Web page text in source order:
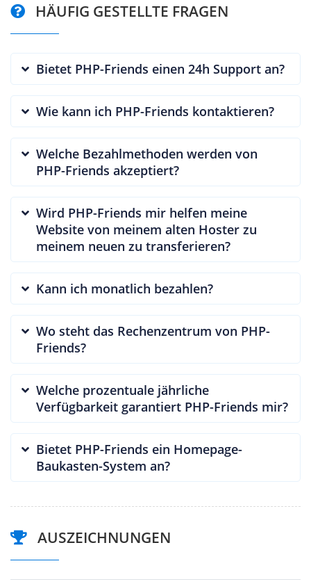
HÄUFIG GESTELLTE FRAGEN
Bietet PHP-Friends einen 24h Support an?
Wie kann ich PHP-Friends kontaktieren?
Welche Bezahlmethoden werden von
PHP-Friends akzeptiert?
Wird PHP-Friends mir helfen meine
Website von meinem alten Hoster zu
meinem neuen zu transferieren?
Kann ich monatlich bezahlen?
Wo steht das Rechenzentrum von PHP-
Friends?
Welche prozentuale jährliche
Verfügbarkeit garantiert PHP-Friends mir?
Bietet PHP-Friends ein Homepage-
Baukasten-System an?
AUSZEICHNUNGEN